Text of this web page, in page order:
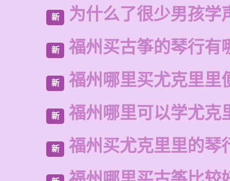
新 为什么了很少男孩学
新 福州买古筝的琴行有
新 福州哪里买尤克里里
新 福州哪里可以学尤克
新 福州买尤克里里的琴